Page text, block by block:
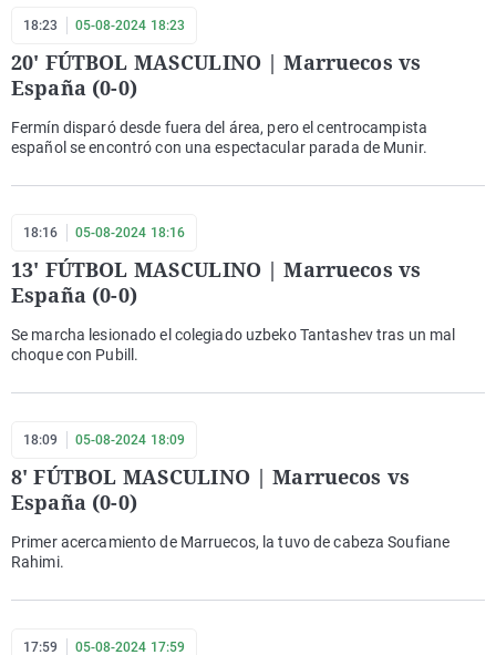
18:23 05-08-2024 18:23
20' FÚTBOL MASCULINO | Marruecos vs
España (0-0)
Fermín disparó desde fuera del área, pero el centrocampista
español se encontró con una espectacular parada de Munir.
18:16 05-08-2024 18:16
13' FÚTBOL MASCULINO | Marruecos vs
España (0-0)
Se marcha lesionado el colegiado uzbeko Tantashev tras un mal
choque con Pubill.
18:09 05-08-2024 18:09
8' FÚTBOL MASCULINO | Marruecos vs
España (0-0)
Primer acercamiento de Marruecos, la tuvo de cabeza Soufiane
Rahimi.
17:59 05-08-2024 17:59